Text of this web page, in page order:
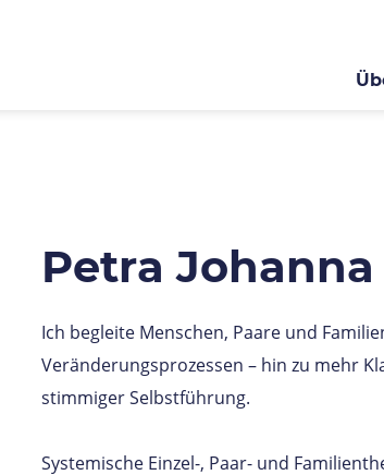
Petra
Ich begleite Menschen, Paare und
Veränderungsprozessen – hin zu mehr
stimmiger Selbstführung.
Systemische Einzel-, Paar- und